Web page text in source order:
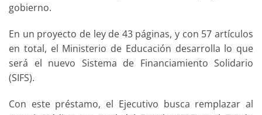
gobierno.
En un proyecto de ley de 43 páginas, y con 57 artículos
en total, el Ministerio de Educación desarrolla lo que
será el nuevo Sistema de Financiamiento Solidario
(SIFS).
Con este préstamo, el Ejecutivo busca remplazar al